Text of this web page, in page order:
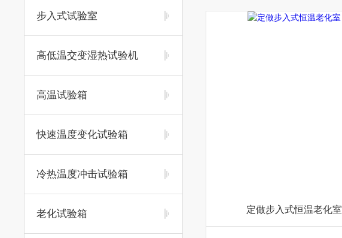
步入式试验室
高低温交变湿热试验机
高温试验箱
快速温度变化试验箱
冷热温度冲击试验箱
老化试验箱 定做步入式恒温老化室